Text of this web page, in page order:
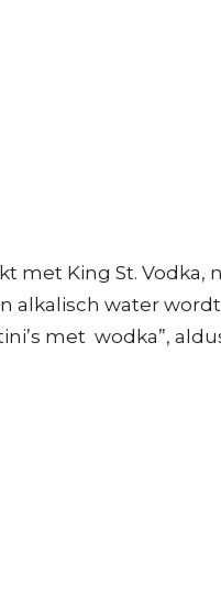
King St. Vodka,
water
met wodka”,